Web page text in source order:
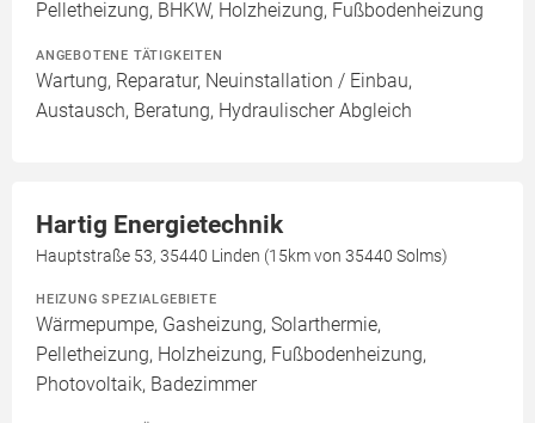
Pelletheizung, BHKW, Holzheizung, Fußbodenheizung
ANGEBOTENE TÄTIGKEITEN
Wartung, Reparatur, Neuinstallation / Einbau,
Austausch, Beratung, Hydraulischer Abgleich
Hartig Energietechnik
Hauptstraße 53, 35440 Linden (15km von 35440 Solms)
HEIZUNG SPEZIALGEBIETE
Wärmepumpe, Gasheizung, Solarthermie,
Pelletheizung, Holzheizung, Fußbodenheizung,
Photovoltaik, Badezimmer